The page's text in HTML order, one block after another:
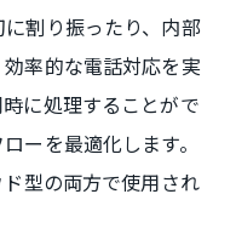
割り振ったり、内部
率的な電話対応を実
に処理することがで
ーを最適化します。
型の両方で使用され